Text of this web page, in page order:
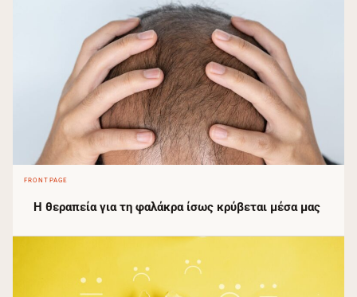
FRONTPAGE
Η θεραπεία για τη φαλάκρα ίσως κρύβεται μέσα μας